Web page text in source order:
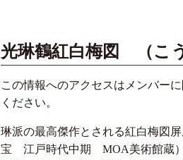
光琳鶴紅白梅図 （こ
この情報へのアクセスはメンバー
ください。
琳派の最高傑作とされる紅白梅図
宝 江戸時代中期 MOA美術館蔵